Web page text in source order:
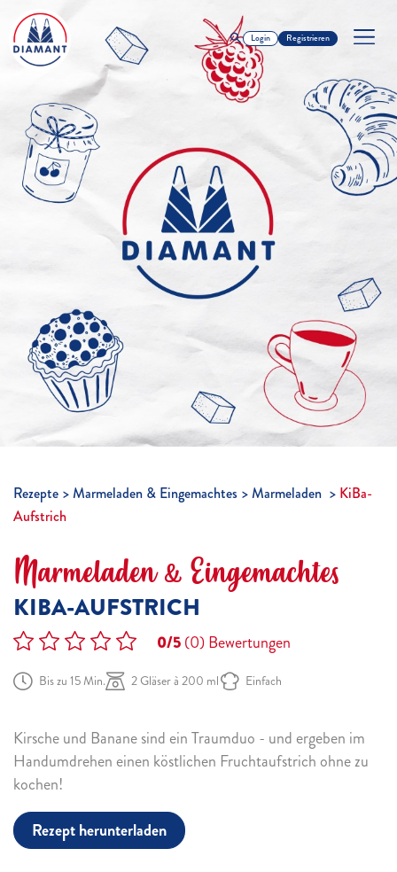
Login Registrieren
Rezepte Marmeladen & Eingemachtes Marmeladen
KiBa-
Aufstrich
Marmeladen & Eingemachtes
KIBA-AUFSTRICH
0/5(0)Bewertungen
Bis zu 15 Min. 2 Gläser à 200 ml Einfach
Kirsche und Banane sind ein Traumduo - und ergeben im
Handumdrehen einen köstlichen Fruchtaufstrich ohne zu
kochen!
Rezept herunterladen